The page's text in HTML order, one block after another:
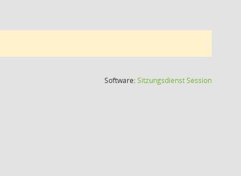
Software:SitzungsdienstSession(Wird in